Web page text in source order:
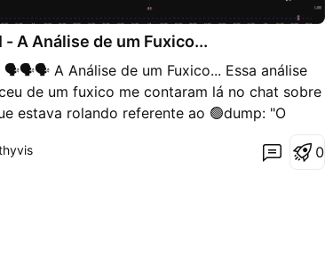
- A Análise de um Fuxico...
🗣️🗣️🗣️ A Análise de um Fuxico... Essa análise
de um fuxico me contaram lá no chat sobre
estava rolando referente ao 🟢dump: "O
entre BlackRock (o maior gestor de
0